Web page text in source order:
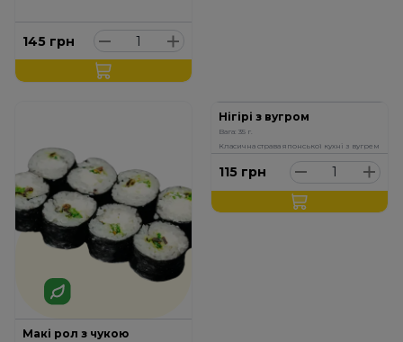
145 грн
Макі рол з чукою
Нігірі з вугром
Вага: 35 г.
Класична страва японської кухні з вугрем
115 грн